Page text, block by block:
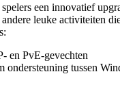
een innovatief
leuke activiteiten
en PvE-gevechten
ondersteuning tussen